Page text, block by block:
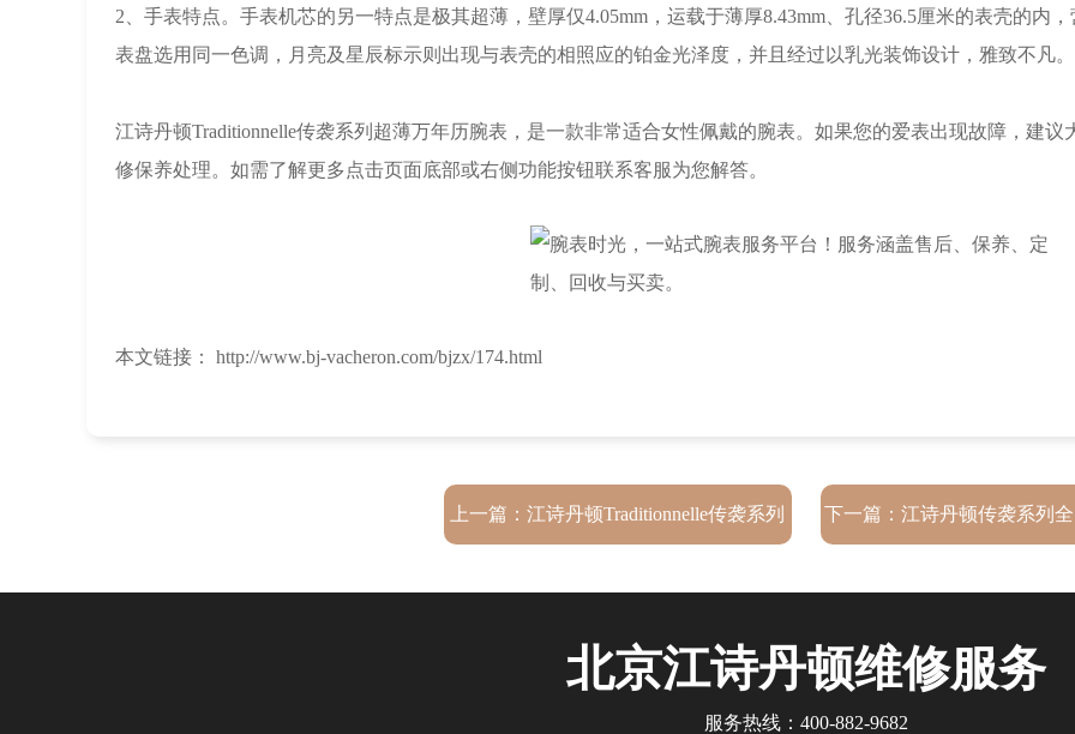
2、手表特点。手表机芯的另一特点是极其超薄，壁厚仅4.05mm，运载于薄厚8.43mm、孔径36.5厘米的表壳的内
表盘选用同一色调，月亮及星辰标示则出现与表壳的相照应的铂金光泽度，并且经过以乳光装饰设计，雅致不凡
江诗丹顿Traditionnelle传袭系列超薄万年历腕表，是一款非常适合女性佩戴的腕表。如果您的爱表出现故障，建议
修保养处理。如需了解更多点击页面底部或右侧功能按钮联系客服为您解答。
本文链接： http://www.bj-vacheron.com/bjzx/174.html
上一篇：江诗丹顿Traditionnelle传袭系列 下一篇：江诗丹顿传袭系列
北京江诗丹顿维修服务
服务热线： 400-882-9682